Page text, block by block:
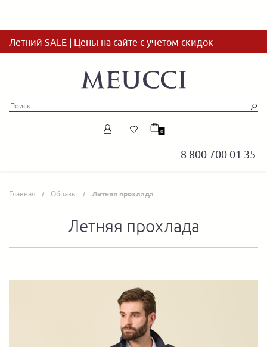
Летний SALE | Цены на сайте с учетом скидок
8 800 700 01 35
0
Главная Образы Летняя прохлада
Летняя прохлада